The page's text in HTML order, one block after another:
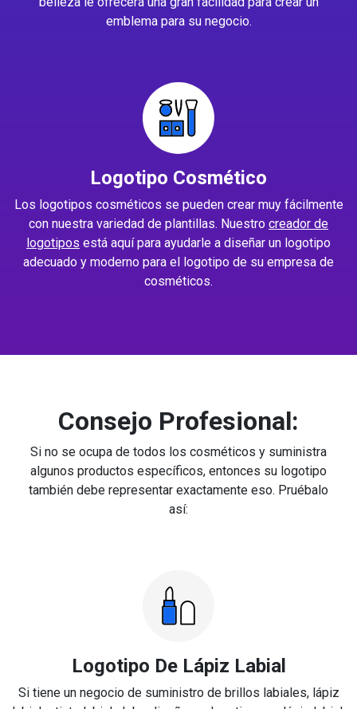
emblema para su negocio.
Logotipo Cosmético
Los logotipos cosméticos se pueden crear muy fácilmente
con nuestra variedad de plantillas. Nuestro creador de
logotipos está aquí para ayudarle a diseñar un logotipo
adecuado y moderno para el logotipo de su empresa de
cosméticos.
Consejo Profesional:
Si no se ocupa de todos los cosméticos y suministra
algunos productos específicos, entonces su logotipo
también debe representar exactamente eso. Pruébalo
así:
Logotipo De Lápiz Labial
Si tiene un negocio de suministro de brillos labiales, lápiz